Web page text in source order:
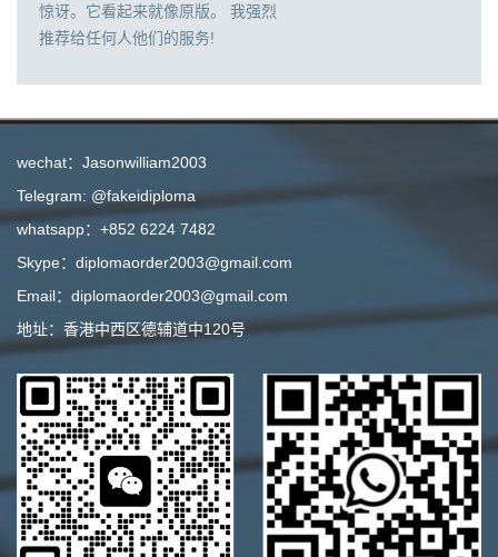
惊讶。它看起来就像原版。 我强烈
推荐给任何人他们的服务!
wechat：Jasonwilliam2003
Telegram: @fakeidiploma
whatsapp：+852 6224 7482
Skype：diplomaorder2003@gmail.com
Email：diplomaorder2003@gmail.com
地址：香港中西区德辅道中120号